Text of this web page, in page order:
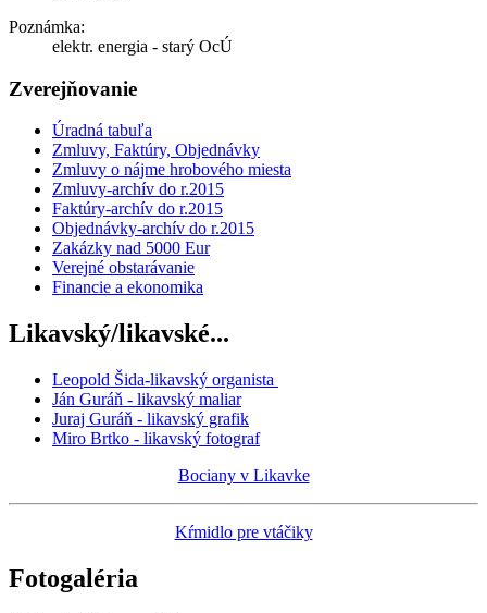
Poznámka:
elektr. energia - starý OcÚ
Zverejňovanie
Úradná tabuľa
Zmluvy, Faktúry, Objednávky
Zmluvy o nájme hrobového miesta
Zmluvy-archív do r.2015
Faktúry-archív do r.2015
Objednávky-archív do r.2015
Zakázky nad 5000 Eur
Verejné obstarávanie
Financie a ekonomika
Likavský/likavské...
Leopold Šida-likavský organista
Ján Guráň - likavský maliar
Juraj Guráň - likavský grafik
Miro Brtko - likavský fotograf
Bociany v Likavke
Kŕmidlo pre vtáčiky
Fotogaléria